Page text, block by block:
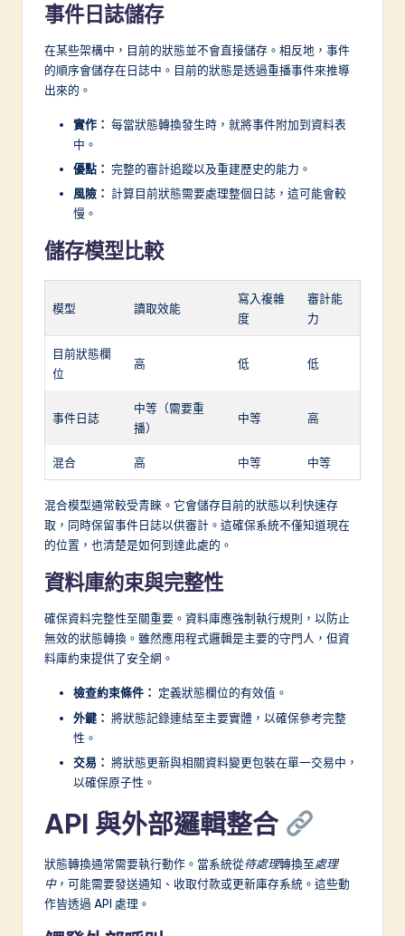
ti
事件日誌儲存
在某些架構中，目前的狀態並不會直接儲存。相反地，事件
的順序會儲存在日誌中。目前的狀態是透過重播事件來推導
出來的。
實作： 每當狀態轉換發生時，就將事件附加到資料表
中。
優點： 完整的審計追蹤以及重建歷史的能力。
風險： 計算目前狀態需要處理整個日誌，這可能會較
慢。
儲存模型比較
模型 讀取效能
寫入複雜
度
審計能
力
目前狀態欄
位
高 低 低
事件日誌
中等（需要重
播）
中等 高
混合 高 中等 中等
混合模型通常較受青睞。它會儲存目前的狀態以利快速存
取，同時保留事件日誌以供審計。這確保系統不僅知道現在
的位置，也清楚是如何到達此處的。
資料庫約束與完整性
確保資料完整性至關重要。資料庫應強制執行規則，以防止
無效的狀態轉換。雖然應用程式邏輯是主要的守門人，但資
料庫約束提供了安全網。
檢查約束條件： 定義狀態欄位的有效值。
外鍵： 將狀態記錄連結至主要實體，以確保參考完整
性。
交易： 將狀態更新與相關資料變更包裝在單一交易中，
以確保原子性。
API 與外部邏輯整合
狀態轉換通常需要執行動作。當系統從待處理轉換至處理
中，可能需要發送通知、收取付款或更新庫存系統。這些動
作皆透過 API 處理。